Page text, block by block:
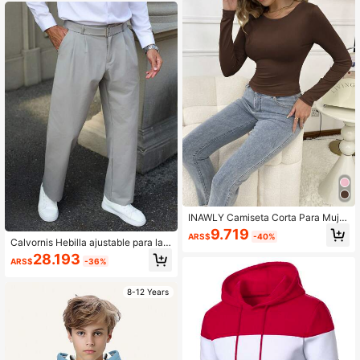
Calvornis Hebilla ajustable para la c
intura de pantalones de traje de neg
ocios para hombres
ARS$28.193 -36%
8-12 Years
INAWLY Camiseta Corta Para Mujer
es De Ajuste Sólido Y Delgado
ARS$9.719 -40%